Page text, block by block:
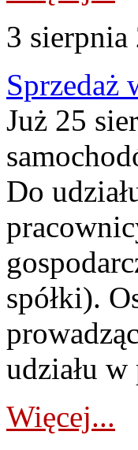
3
Sprzedaż
Już 25
Do
spółki).
udziału
Więcej...